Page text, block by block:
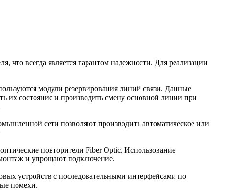
что всегда является гарантом надежности. Для реализации
модули резервирования линий связи. Данные
их состояние и производить смену основной линии при
сети позволяют производить автоматическое или
повторители Fiber Optic. Использование
и упрощают подключение.
устройств с последовательными интерфейсами по
помехи.